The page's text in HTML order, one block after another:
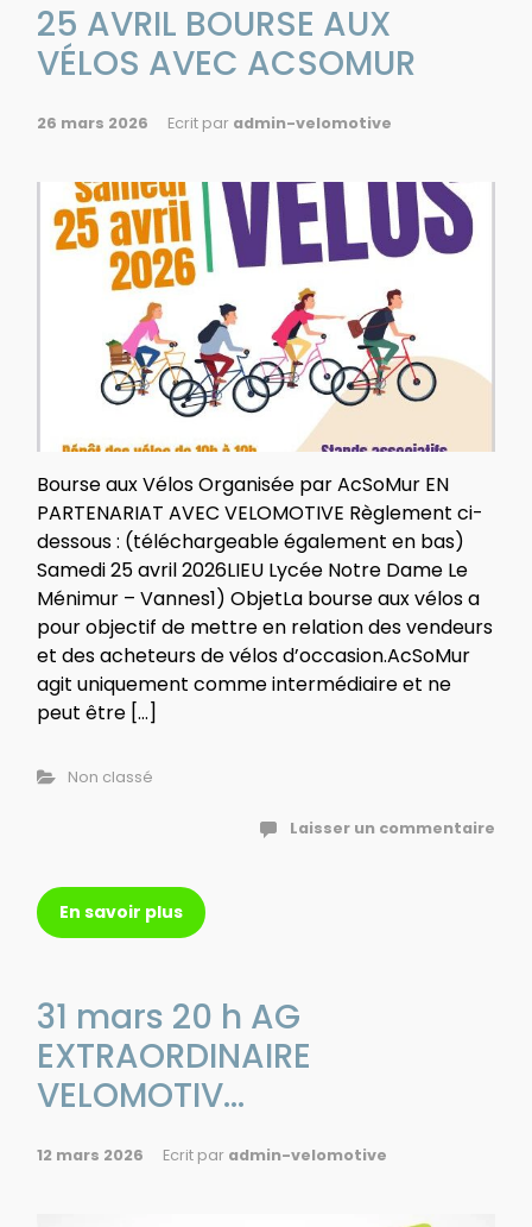
25 AVRIL BOURSE AUX
VÉLOS AVEC ACSOMUR
26 mars 2026 Ecrit par admin-velomotive
Bourse aux Vélos Organisée par AcSoMur EN
PARTENARIAT AVEC VELOMOTIVE Règlement ci-
dessous : (téléchargeable également en bas)
Samedi 25 avril 2026LIEU Lycée Notre Dame Le
Ménimur – Vannes1) ObjetLa bourse aux vélos a
pour objectif de mettre en relation des vendeurs
et des acheteurs de vélos d’occasion.AcSoMur
agit uniquement comme intermédiaire et ne
peut être […]
Non classé
Laisser un commentaire
En savoir plus
31 mars 20 h AG
EXTRAORDINAIRE
VELOMOTIV...
12 mars 2026 Ecrit par admin-velomotive